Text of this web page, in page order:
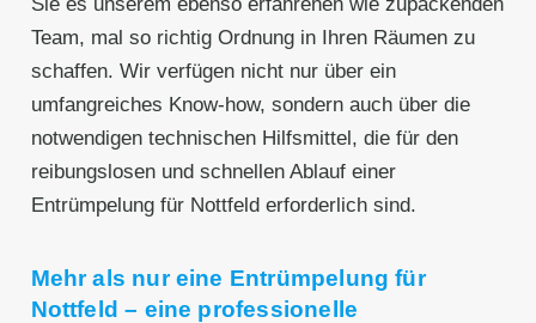
Team, mal so richtig Ordnung in Ihren Räumen zu
schaffen. Wir verfügen nicht nur über ein
umfangreiches Know-how, sondern auch über die
notwendigen technischen Hilfsmittel, die für den
reibungslosen und schnellen Ablauf einer
Entrümpelung für Nottfeld erforderlich sind.
Mehr als nur eine Entrümpelung für
Nottfeld – eine professionelle